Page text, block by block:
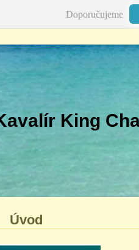
Doporučujeme
King
Úvod